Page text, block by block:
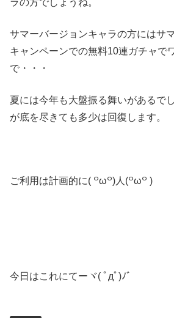
ラの方でしょうね。
サマーバージョンキャラの方にはサ
キャンペーンでの無料10連ガチャで
で・・・
夏には今年も大盤振る舞いがあるで
が底を尽きても多少は回復します。
ご利用は計画的に( ꒪ω꒪)人(꒪ω꒪ )
今日はこれにてーヾ( ﾟдﾟ)ﾉ゛